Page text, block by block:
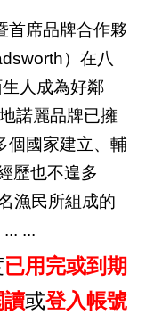
首席品牌合作夥
）在八
人成為好鄰
諾麗品牌已擁
個國家建立、輔
歷也不遑多
漁民所組成的
...
已用完或到期
讀或登入帳號